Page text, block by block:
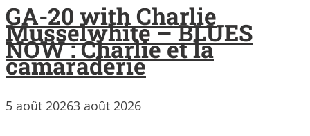
GA-20 with Charlie
Musselwhite – BLUES
NOW : Charlie et la
camaraderie
5 août 20263 août 2026